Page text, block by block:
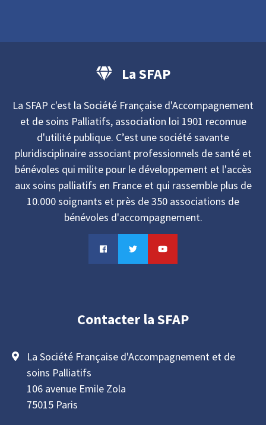
La SFAP
La SFAP c'est la Société Française d'Accompagnement
et de soins Palliatifs, association loi 1901 reconnue
d'utilité publique. C’est une société savante
pluridisciplinaire associant professionnels de santé et
bénévoles qui milite pour le développement et l'accès
aux soins palliatifs en France et qui rassemble plus de
10.000 soignants et près de 350 associations de
bénévoles d'accompagnement.
Contacter la SFAP
La Société Française d'Accompagnement et de
soins Palliatifs
106 avenue Emile Zola
75015 Paris